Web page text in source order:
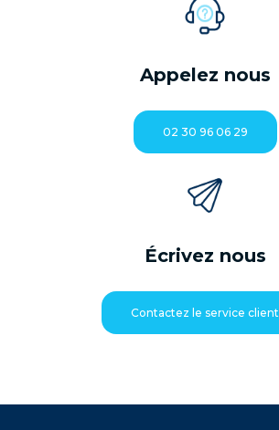
Appelez nous
02 30 96 06 29
Écrivez nous
Contactez le service client